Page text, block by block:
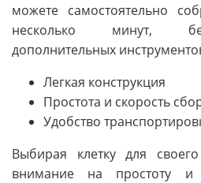
можете самостоятельно
несколько минут,
дополнительных
Легкая конструкция
Простота и скорость
Удобство
Выбирая клетку для
внимание на простоту и